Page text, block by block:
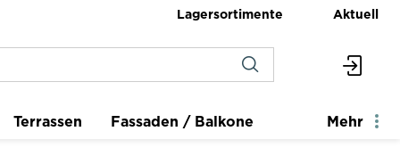
Lagersortimente Aktuell
Terrassen Fassaden / Balkone Mehr